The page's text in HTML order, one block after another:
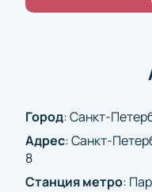
мероприятий.
возможность
позволит
билеты на матч
Первого канала на
сайте.
Город:Санкт-
Адрес:Санкт-
8
Станция метро: